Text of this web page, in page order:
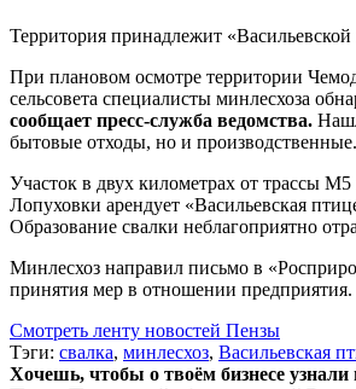
Территория принадлежит
При плановом осмотре территории
сельсовета специалисты минлесхоза
сообщает пресс-служба ведомства.
бытовые отходы, но и производственные.
Участок в двух километрах от трассы
Лопуховки арендует «Васильевская
Образование свалки неблагоприятно
Минлесхоз направил письмо в
принятия мер в отношении предприятия.
Смотреть ленту новостей Пензы
Тэги: свалка, минлесхоз, Васильевская
Хочешь, чтобы о твоём бизнесе